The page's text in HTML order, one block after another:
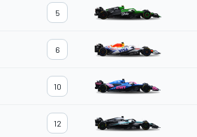
5
6
10
12